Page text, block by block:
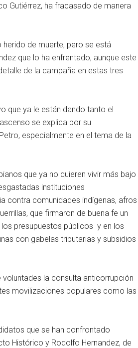
Gutiérrez, ha fracasado de manera
herido de muerte, pero se está
que lo ha enfrentado, aunque este
de la campaña en estas tres
que ya le están dando tanto el
se explica por su
especialmente en el tema de la
que ya no quieren vivir más bajo
instituciones
contra comunidades indígenas, afros
que firmaron de buena fe un
presupuestos públicos y en los
con gabelas tributarias y subsidios
la consulta anticorrupción
movilizaciones populares como las
que se han confrontado
Histórico y Rodolfo Hernandez, de